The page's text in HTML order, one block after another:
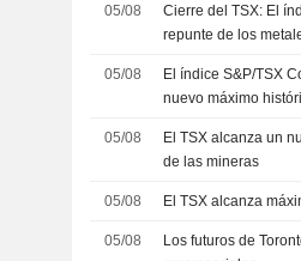
05/08
Cierre del TSX: El
repunte de los
05/08
El índice S&P/TSX
nuevo máximo
05/08
El TSX alcanza un
de las mineras
05/08 El TSX alcanza
05/08
Los futuros de